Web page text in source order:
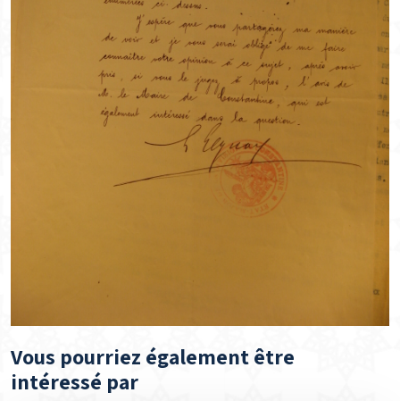
Vous pourriez également être
intéressé par